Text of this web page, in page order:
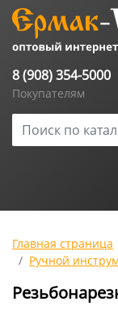
8 (908) 354-5000
Покупателям
Главная страница
Ручной